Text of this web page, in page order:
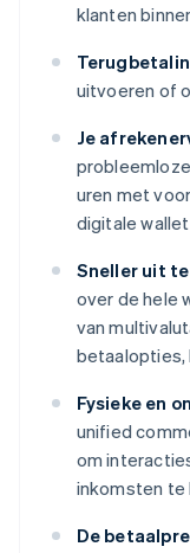
klanten
uitvoeren of
Je
uren met
digitale
Sneller uit
over de hele
van
betaalopties,
Fysieke en
unified
om
inkomsten te
De